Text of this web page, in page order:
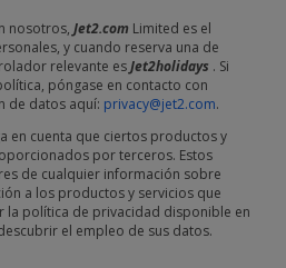
nosotros, Jet2.com Limited es el
y cuando reserva una de
relevante esJet2holidays . Si
póngase en contacto con
de datos aquí: privacy@jet2.com.
en cuenta que ciertos productos y
por terceros. Estos
de cualquier información sobre
a los productos y servicios que
la política de privacidad disponible en
el empleo de sus datos.